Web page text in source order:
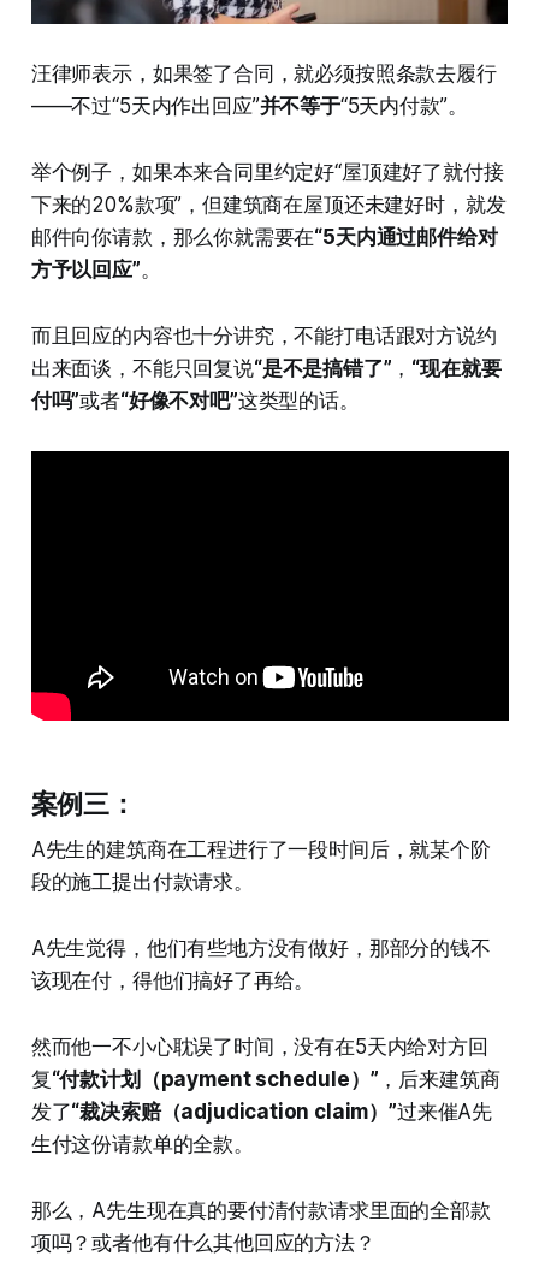
汪律师表示，如果签了合同，就必须按照条款去履行
——不过“5天内作出回应”并不等于“5天内付款”。
举个例子，如果本来合同里约定好“屋顶建好了就付接
下来的20%款项”，但建筑商在屋顶还未建好时，就发
邮件向你请款，那么你就需要在“5天内通过邮件给对
方予以回应”。
而且回应的内容也十分讲究，不能打电话跟对方说约
出来面谈，不能只回复说“是不是搞错了” ， “现在就要
付吗”或者“好像不对吧”这类型的话。
案例三：
A先生的建筑商在工程进行了一段时间后，就某个阶
段的施工提出付款请求。
A先生觉得，他们有些地方没有做好，那部分的钱不
该现在付，得他们搞好了再给。
然而他一不小心耽误了时间，没有在5天内给对方回
复“付款计划（payment schedule）” ，后来建筑商
发了“裁决索赔（adjudication claim）”过来催A先
生付这份请款单的全款。
那么，A先生现在真的要付清付款请求里面的全部款
项吗？或者他有什么其他回应的方法？